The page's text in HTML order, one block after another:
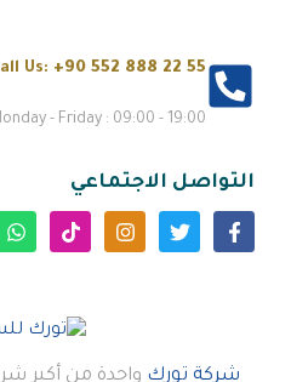
Us: +90 552 888 22 55
- Friday : 09:00 - 19:00
التواصل الاجتماعي
شركة تورك واحدة من أكبر